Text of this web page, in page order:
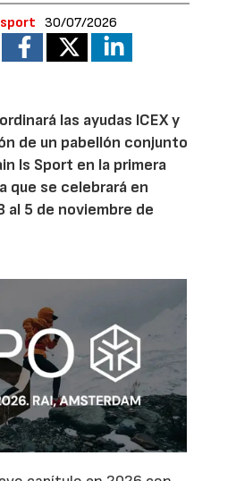
30/07/2026
las ayudas ICEX y
de un pabellón conjunto
Is Sport en la primera
que se celebrará en
al 5 de noviembre de